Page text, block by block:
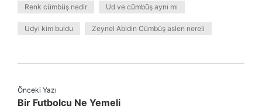
Renk cümbüş nedir Ud ve cümbüş aynı mı
Udyi kim buldu Zeynel Abidin Cümbüş aslen nereli
Önceki Yazı
Bir Futbolcu Ne Yemeli